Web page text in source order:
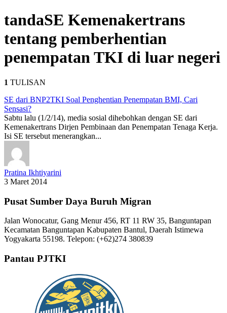
tandaSE Kemenakertrans
tentang pemberhentian
penempatan TKI di luar negeri
1 TULISAN
SE dari BNP2TKI Soal Penghentian Penempatan BMI, Cari
Sensasi?
Sabtu lalu (1/2/14), media sosial dihebohkan dengan SE dari
Kemenakertrans Dirjen Pembinaan dan Penempatan Tenaga Kerja.
Isi SE tersebut menerangkan...
Pratina Ikhtiyarini
3 Maret 2014
Pusat Sumber Daya Buruh Migran
Jalan Wonocatur, Gang Menur 456, RT 11 RW 35, Banguntapan
Kecamatan Banguntapan Kabupaten Bantul, Daerah Istimewa
Yogyakarta 55198. Telepon: (+62)274 380839
Pantau PJTKI